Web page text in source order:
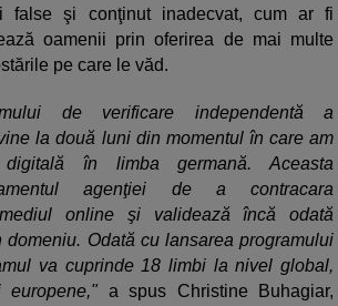
false şi conţinut inadecvat, cum ar fi
oamenii prin oferirea de mai multe
pe care le văd.
de verificare independentă a
la două luni din momentul în care am
în limba germană. Aceasta
agenţiei de a contracara
online şi validează încă odată
domeniu. Odată cu lansarea programului
va cuprinde 18 limbi la nivel global,
a spus Christine Buhagiar,